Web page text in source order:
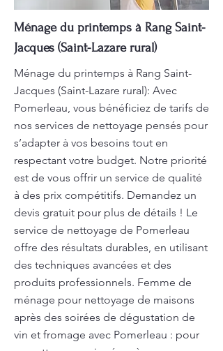
Ménage du printemps à Rang Saint-
Jacques (Saint-Lazare rural)
Ménage du printemps à Rang Saint-
Jacques (Saint-Lazare rural): Avec
Pomerleau, vous bénéficiez de tarifs de
nos services de nettoyage pensés pour
s’adapter à vos besoins tout en
respectant votre budget. Notre priorité
est de vous offrir un service de qualité
à des prix compétitifs. Demandez un
devis gratuit pour plus de détails ! Le
service de nettoyage de Pomerleau
offre des résultats durables, en utilisant
des techniques avancées et des
produits professionnels. Femme de
ménage pour nettoyage de maisons
après des soirées de dégustation de
vin et fromage avec Pomerleau : pour